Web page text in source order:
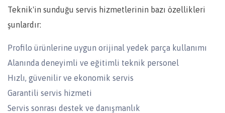
Teknik'in sunduğu servis hizmetlerinin bazı özellikleri
şunlardır:
Profilo ürünlerine uygun orijinal yedek parça kullanımı
Alanında deneyimli ve eğitimli teknik personel
Hızlı, güvenilir ve ekonomik servis
Garantili servis hizmeti
Servis sonrası destek ve danışmanlık